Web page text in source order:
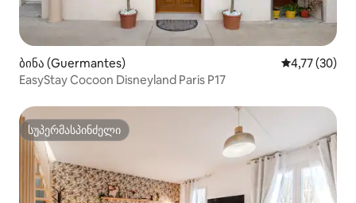
ბინა (Guermantes) საშუალო
4,77 (30)
EasyStay Cocoon Disneyland Paris P17
სუპერმასპინძელი
სუპერმასპინძელი